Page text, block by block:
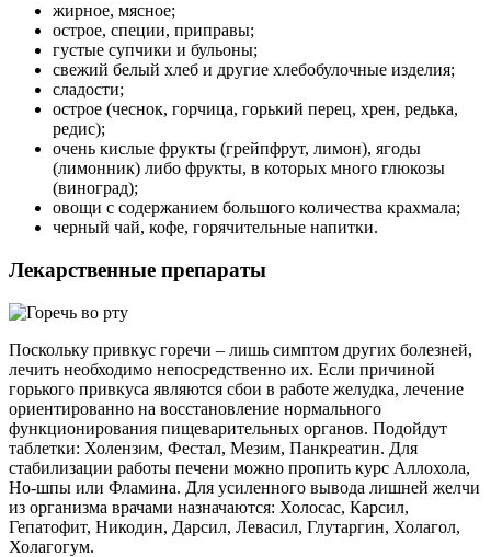
жирное, мясное;
острое, специи, приправы;
густые супчики и бульоны;
свежий белый хлеб и другие хлебобулочные изделия;
сладости;
острое (чеснок, горчица, горький перец, хрен, редька,
редис);
очень кислые фрукты (грейпфрут, лимон), ягоды
(лимонник) либо фрукты, в которых много глюкозы
(виноград);
овощи с содержанием большого количества крахмала;
черный чай, кофе, горячительные напитки.
Лекарственные препараты
Поскольку привкус горечи – лишь симптом других болезней,
лечить необходимо непосредственно их. Если причиной
горького привкуса являются сбои в работе желудка, лечение
ориентированно на восстановление нормального
функционирования пищеварительных органов. Подойдут
таблетки: Холензим, Фестал, Мезим, Панкреатин. Для
стабилизации работы печени можно пропить курс Аллохола,
Но-шпы или Фламина. Для усиленного вывода лишней желчи
из организма врачами назначаются: Холосас, Карсил,
Гепатофит, Никодин, Дарсил, Левасил, Глутаргин, Холагол,
Холагогум.